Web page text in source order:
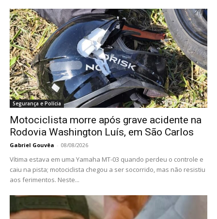
Segurança e Polícia
Motociclista morre após grave acidente na
Rodovia Washington Luís, em São Carlos
Gabriel Gouvêa - 08/08/2026
Vítima estava em uma Yamaha MT-03 quando perdeu o controle e
caiu na pista; motociclista chegou a ser socorrido, mas não resistiu
aos ferimentos. Neste...